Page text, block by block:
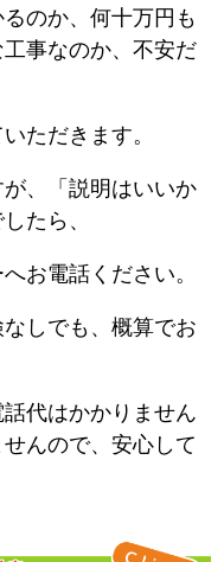
のか、何十万円も
事なのか、不安だ
ただきます。
、「説明はいいか
たら、
お電話ください。
しでも、概算でお
代はかかりません
んので、安心して